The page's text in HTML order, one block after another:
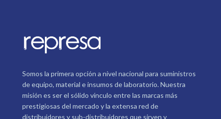
Somos la primera opción a nivel nacional para suministros
de equipo, material e insumos de laboratorio. Nuestra
misión es ser el sólido vínculo entre las marcas más
prestigiosas del mercado y la extensa red de
distribuidores y sub-distribuidores que sirven y